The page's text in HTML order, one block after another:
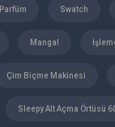
Parfüm Swatch
Mangal
Çim Biçme Makinesi
Sleepy Alt Açma Örtüsü